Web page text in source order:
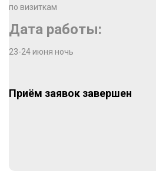
по визиткам
Дата работы:
23-24 июня ночь
Приём заявок завершен